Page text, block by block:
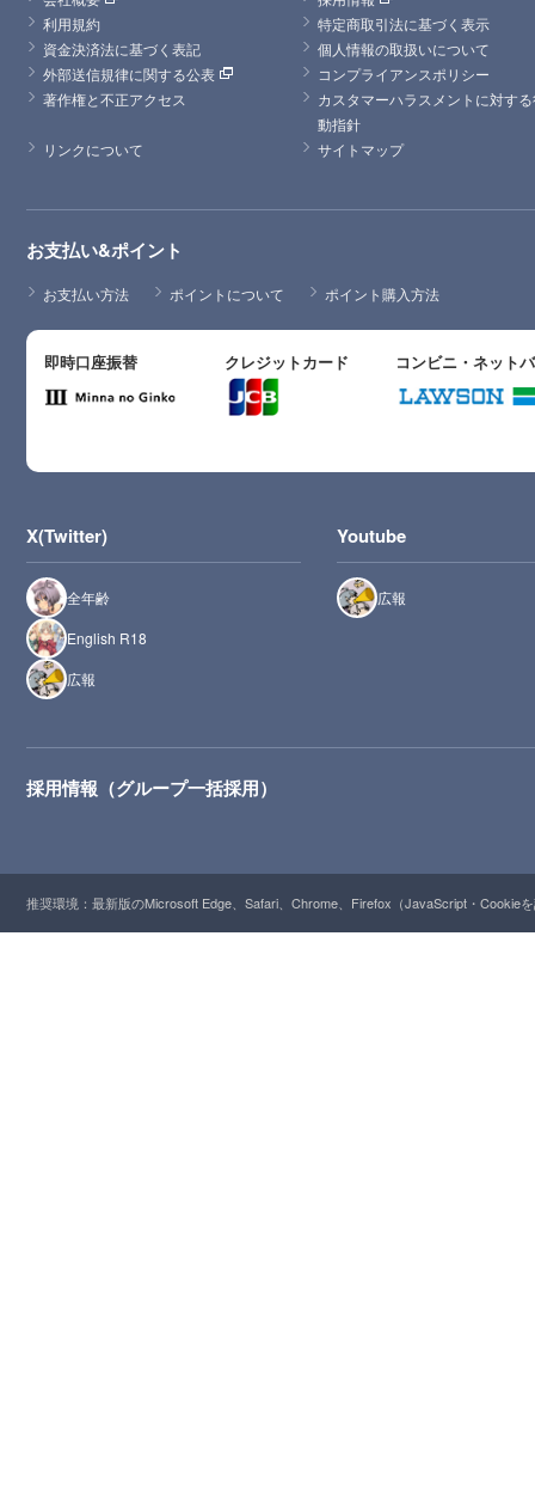
利用規約
特定商取引法に基づく表示
資金決済法に基づく表記
個人情報の取扱いについて
外部送信規律に関する公表
コンプライアンスポリシー
著作権と不正アクセス
カスタマーハラスメントに対す
動指針
リンクについて
サイトマップ
お支払い&ポイント
お支払い方法 ポイントについて ポイント購入方法
即時口座振替 クレジットカード コンビニ・ネット
X(Twitter)
全年齢
English R18
広報
Youtube
広報
採用情報（グループ一括採用）
推奨環境：最新版のMicrosoft Edge、Safari、Chrome、Firefox（JavaScript・Cookie